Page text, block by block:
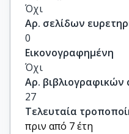
Όχι
Αρ. σελίδων
0
Εικονογραφημένη
Όχι
Αρ.
27
Τελευταία
πριν από 7 έτη